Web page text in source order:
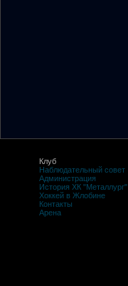
Клуб
Наблюдательный совет
Администрация
История ХК "Металлург"
Хоккей в Жлобине
Контакты
Арена